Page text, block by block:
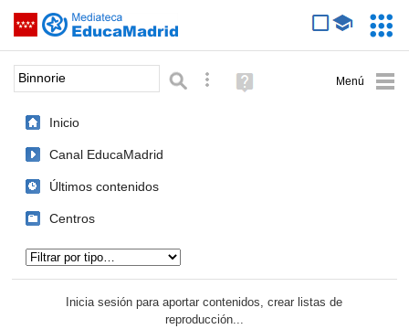
Saltar navegación
Palabra o frase: Búsqueda avanzada
Ayuda
(en
Inicio
Canal EducaMadrid
Últimos contenidos
Centros
Inicia sesión para aportar contenidos, crear listas de
reproducción...